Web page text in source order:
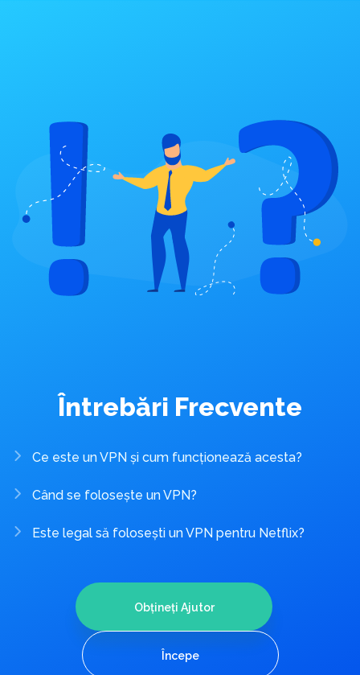
Întrebări Frecvente
Ce este un VPN și cum funcționează acesta?
Când se folosește un VPN?
Este legal să folosești un VPN pentru Netflix?
Obțineți Ajutor
Începe